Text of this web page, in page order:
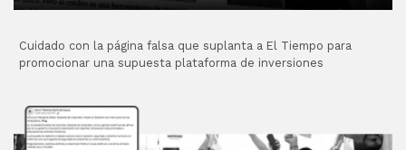
Cuidado con la página falsa que suplanta a El Tiempo para
promocionar una supuesta plataforma de inversiones